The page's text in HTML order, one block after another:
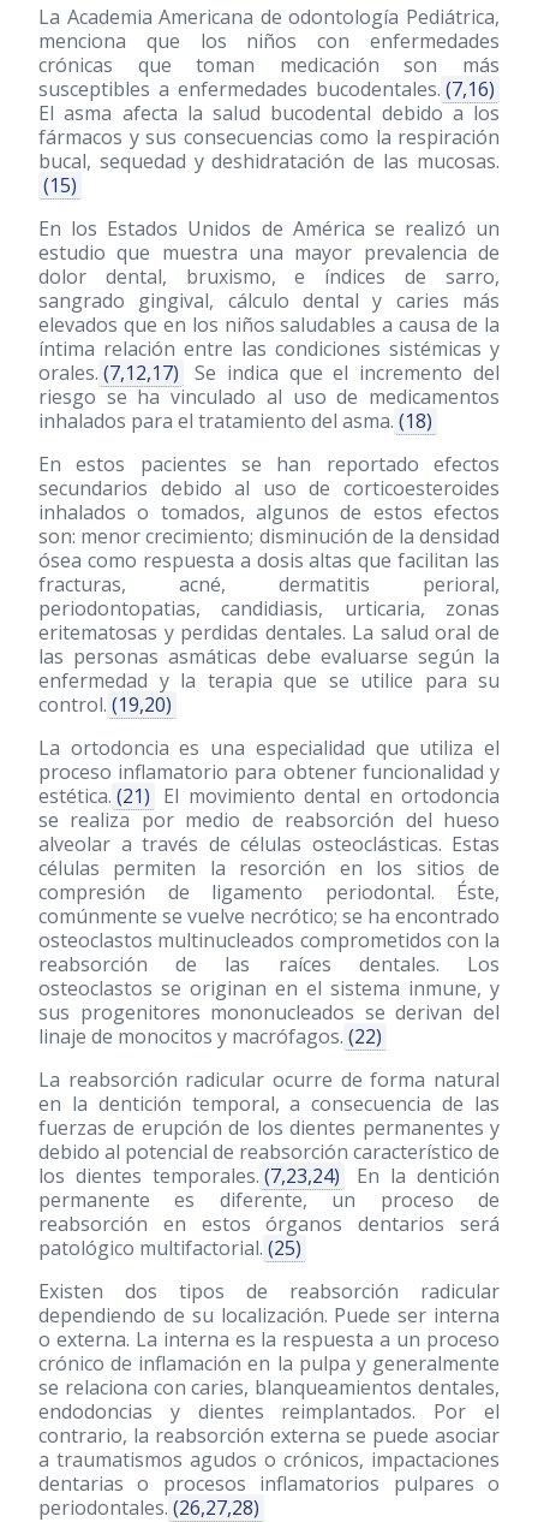
La Academia Americana de odontología Pediátrica,
menciona que los niños con enfermedades
crónicas que toman medicación son más
susceptibles a enfermedades bucodentales. (7,16)
El asma afecta la salud bucodental debido a los
fármacos y sus consecuencias como la respiración
bucal, sequedad y deshidratación de las mucosas.
(15)
En los Estados Unidos de América se realizó un
estudio que muestra una mayor prevalencia de
dolor dental, bruxismo, e índices de sarro,
sangrado gingival, cálculo dental y caries más
elevados que en los niños saludables a causa de la
íntima relación entre las condiciones sistémicas y
orales. (7,12,17)
Se indica que el incremento del
riesgo se ha vinculado al uso de medicamentos
inhalados para el tratamiento del asma. (18)
En estos pacientes se han reportado efectos
secundarios debido al uso de corticoesteroides
inhalados o tomados, algunos de estos efectos
son: menor crecimiento; disminución de la densidad
ósea como respuesta a dosis altas que facilitan las
fracturas, acné, dermatitis perioral,
periodontopatias, candidiasis, urticaria, zonas
eritematosas y perdidas dentales. La salud oral de
las personas asmáticas debe evaluarse según la
enfermedad y la terapia que se utilice para su
control. (19,20)
La ortodoncia es una especialidad que utiliza el
proceso inflamatorio para obtener funcionalidad y
estética. (21) El movimiento dental en ortodoncia
se realiza por medio de reabsorción del hueso
alveolar a través de células osteoclásticas. Estas
células permiten la resorción en los sitios de
compresión de ligamento periodontal. Éste,
comúnmente se vuelve necrótico; se ha encontrado
osteoclastos multinucleados comprometidos con la
reabsorción de las raíces dentales. Los
osteoclastos se originan en el sistema inmune, y
sus progenitores mononucleados se derivan del
linaje de monocitos y macrófagos. (22)
La reabsorción radicular ocurre de forma natural
en la dentición temporal, a consecuencia de las
fuerzas de erupción de los dientes permanentes y
debido al potencial de reabsorción característico de
los dientes temporales. (7,23,24)
En la dentición
permanente es diferente, un proceso de
reabsorción en estos órganos dentarios será
patológico multifactorial. (25)
Existen dos tipos de reabsorción radicular
dependiendo de su localización. Puede ser interna
o externa. La interna es la respuesta a un proceso
crónico de inflamación en la pulpa y generalmente
se relaciona con caries, blanqueamientos dentales,
endodoncias y dientes reimplantados. Por el
contrario, la reabsorción externa se puede asociar
a traumatismos agudos o crónicos, impactaciones
dentarias o procesos inflamatorios pulpares o
periodontales. (26,27,28)